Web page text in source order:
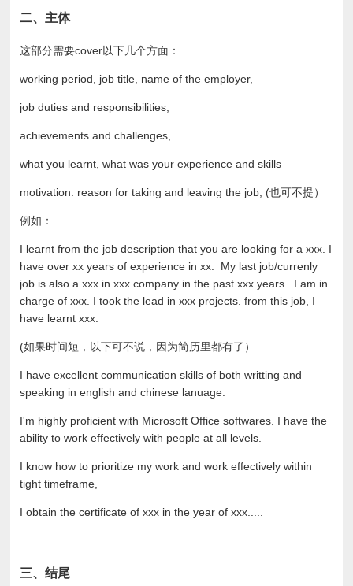
二、主体
这部分需要cover以下几个方面：
working period, job title, name of the employer,
job duties and responsibilities,
achievements and challenges,
what you learnt, what was your experience and skills
motivation: reason for taking and leaving the job, (也可不提）
例如：
I learnt from the job description that you are looking for a xxx. I
have over xx years of experience in xx. My last job/currenly
job is also a xxx in xxx company in the past xxx years. I am in
charge of xxx. I took the lead in xxx projects. from this job, I
have learnt xxx.
(如果时间短，以下可不说，因为简历里都有了）
I have excellent communication skills of both writting and
speaking in english and chinese lanuage.
I'm highly proficient with Microsoft Office softwares. I have the
ability to work effectively with people at all levels.
I know how to prioritize my work and work effectively within
tight timeframe,
I obtain the certificate of xxx in the year of xxx.....
三、结尾